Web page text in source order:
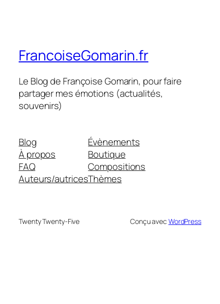
FrancoiseGomarin.fr
Le Blog de Françoise Gomarin, pour faire
partager mes émotions (actualités,
souvenirs)
Blog
À propos
FAQ
Auteurs/autrices
Évènements
Boutique
Compositions
Thèmes
Twenty Twenty-Five Conçu avec WordPress